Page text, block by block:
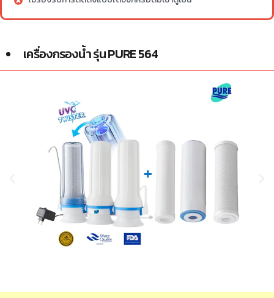
เครื่องกรองน้ำ รุ่น PURE 564